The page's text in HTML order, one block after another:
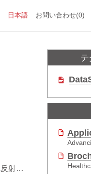
お問い合わせ(0)
日本語
化能力
テ